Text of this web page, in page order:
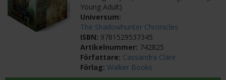
Young Adult)
Universum:
The Shadowhunter Chronicles
ISBN: 9781529537345
Artikelnummer: 742825
Författare: Cassandra Clare
Förlag:Walker Books